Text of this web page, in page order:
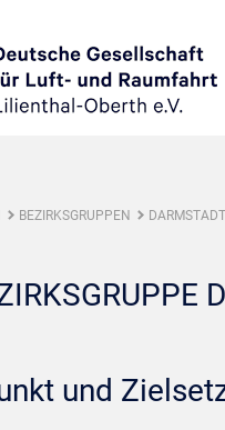
BEZIRKSGRUPPEN DARMSTADT
und